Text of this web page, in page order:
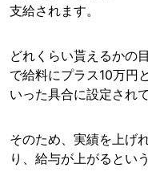
支給されます。
どれくらい貰えるかの
で給料にプラス10万円
いった具合に設定され
そのため、実績を上げ
り、給与が上がるとい